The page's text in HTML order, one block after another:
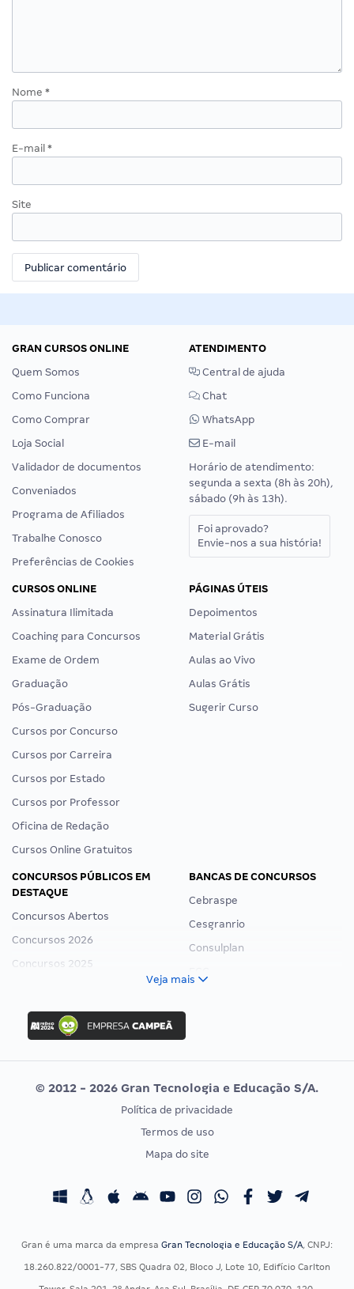
Nome *
E-mail *
Site
GRAN CURSOS ONLINE
Quem Somos
Como Funciona
Como Comprar
Loja Social
Validador de documentos
Conveniados
Programa de Afiliados
Trabalhe Conosco
Preferências de Cookies
ATENDIMENTO
Central de ajuda
Chat
WhatsApp
E-mail
Horário de atendimento:
segunda a sexta (8h às 20h),
sábado (9h às 13h).
Foi aprovado?
Envie-nos a sua história!
CURSOS ONLINE
Assinatura Ilimitada
Coaching para Concursos
Exame de Ordem
Graduação
Pós-Graduação
Cursos por Concurso
Cursos por Carreira
Cursos por Estado
Cursos por Professor
Oficina de Redação
Cursos Online Gratuitos
PÁGINAS ÚTEIS
Depoimentos
Material Grátis
Aulas ao Vivo
Aulas Grátis
Sugerir Curso
CONCURSOS PÚBLICOS EM
DESTAQUE
Concursos Abertos
Concursos 2026
Concursos 2025
Concurso Ibama
Concurso MPU
Editais publicados
BANCAS DE CONCURSOS
Cebraspe
Cesgranrio
Consulplan
Vunesp
CONCURSOS POR PROFISSÃO
Concursos Fiscais
Concursos Saúde
EXAME DE ORDEM
Calendário OAB
Veja mais
© 2012 - 2026 Gran Tecnologia e Educação S/A.
Política de privacidade
Termos de uso
Mapa do site
Gran é uma marca da empresa Gran Tecnologia e Educação S/A, CNPJ:
18.260.822/0001-77, SBS Quadra 02, Bloco J, Lote 10, Edifício Carlton